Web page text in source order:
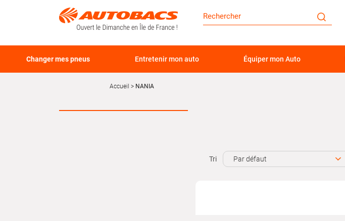
Changer mes pneus Entretenir mon auto Équiper mon Auto
Accueil NANIA
Tri Par défaut